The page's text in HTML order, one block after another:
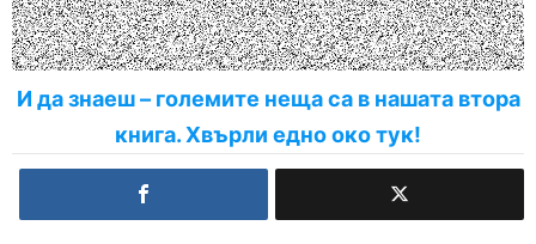
И да знаеш – големите неща са в нашата втора
книга. Хвърли едно око тук!